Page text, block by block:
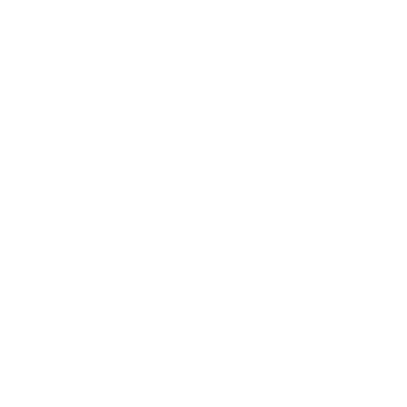
apartment is part of a beautiful
renovated internally in 2019 and has
Located in a special place in the
timber warehouse in the 17th
could only be closed with a fence. It
Graaf' owned and erected a fence,
became the 's-Gravenhekje. In the
the Nemo and Maritime Museum, De
the Plantagebuurt with Artis and the
car and public transport. The IJ
Ground floor: through two imposing
ceiling height of 5.34 meters. The
middle is a sea of light through the